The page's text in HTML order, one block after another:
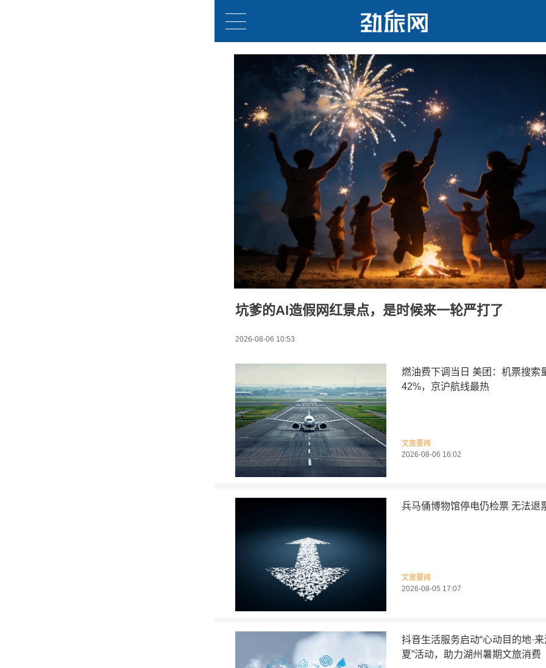
坑爹的AI造假网红景点，是时候来一轮严打了
2026-08-06 10:53
燃油费下调当日 美团：机票搜索
42%，京沪航线最热
文旅要闻
2026-08-06 16:02
兵马俑博物馆停电仍检票 无法退
文旅要闻
2026-08-05 17:07
抖音生活服务启动“心动目的地·
夏”活动，助力湖州暑期文旅消费